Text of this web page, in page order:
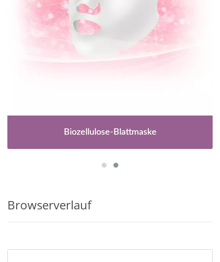
Biozellulose-Blattmaske
Browserverlauf